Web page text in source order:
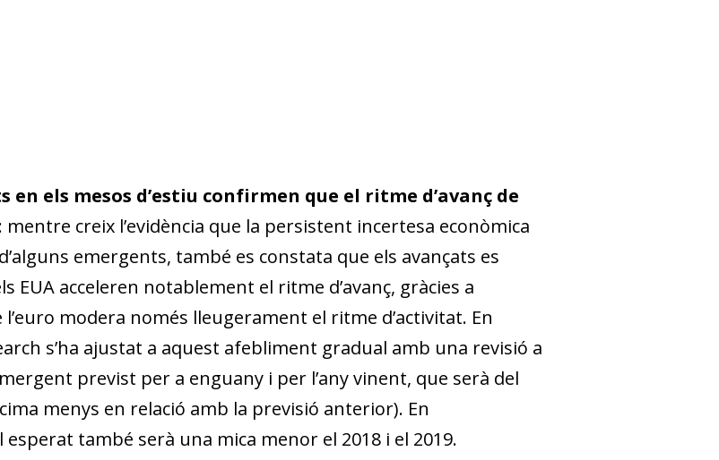
en els mesos d’estiu confirmen que el ritme d’avanç de
: mentre creix l’evidència que la persistent incertesa econòmica
emergents, també es constata que els avançats es
EUA acceleren notablement el ritme d’avanç, gràcies a
modera només lleugerament el ritme d’activitat. En
s’ha ajustat a aquest afebliment gradual amb una revisió a
previst per a enguany i per l’any vinent, que serà del
menys en relació amb la previsió anterior). En
també serà una mica menor el 2018 i el 2019.